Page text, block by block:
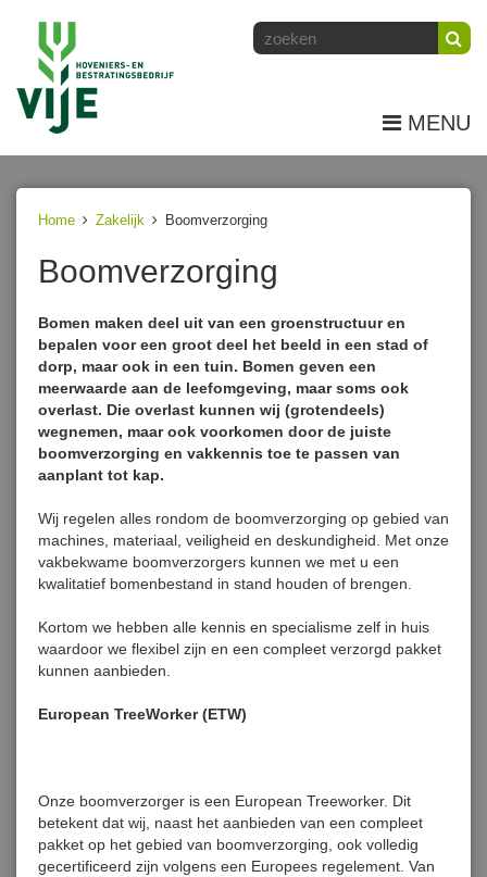
MENU
Home Zakelijk Boomverzorging
Boomverzorging
Bomen maken deel uit van een groenstructuur en
bepalen voor een groot deel het beeld in een stad of
dorp, maar ook in een tuin. Bomen geven een
meerwaarde aan de leefomgeving, maar soms ook
overlast. Die overlast kunnen wij (grotendeels)
wegnemen, maar ook voorkomen door de juiste
boomverzorging en vakkennis toe te passen van
aanplant tot kap.
Wij regelen alles rondom de boomverzorging op gebied van
machines, materiaal, veiligheid en deskundigheid. Met onze
vakbekwame boomverzorgers kunnen we met u een
kwalitatief bomenbestand in stand houden of brengen.
Kortom we hebben alle kennis en specialisme zelf in huis
waardoor we flexibel zijn en een compleet verzorgd pakket
kunnen aanbieden.
European TreeWorker (ETW)
Onze boomverzorger is een European Treeworker. Dit
betekent dat wij, naast het aanbieden van een compleet
pakket op het gebied van boomverzorging, ook volledig
gecertificeerd zijn volgens een Europees regelement. Van